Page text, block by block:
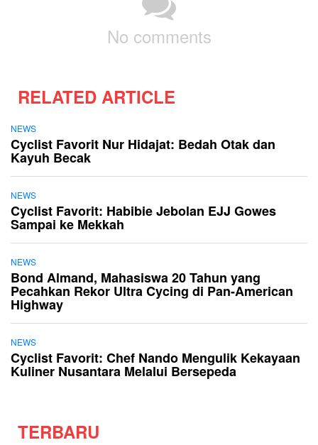
No comments
RELATED ARTICLE
NEWS
Cyclist Favorit Nur Hidajat: Bedah Otak dan
Kayuh Becak
NEWS
Cyclist Favorit: Habibie Jebolan EJJ Gowes
Sampai ke Mekkah
NEWS
Bond Almand, Mahasiswa 20 Tahun yang
Pecahkan Rekor Ultra Cycing di Pan-American
Highway
NEWS
Cyclist Favorit: Chef Nando Mengulik Kekayaan
Kuliner Nusantara Melalui Bersepeda
TERBARU